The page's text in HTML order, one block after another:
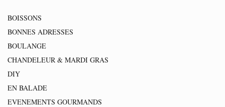
BOISSONS
BONNES ADRESSES
BOULANGE
CHANDELEUR & MARDI GRAS
DIY
EN BALADE
EVENEMENTS GOURMANDS